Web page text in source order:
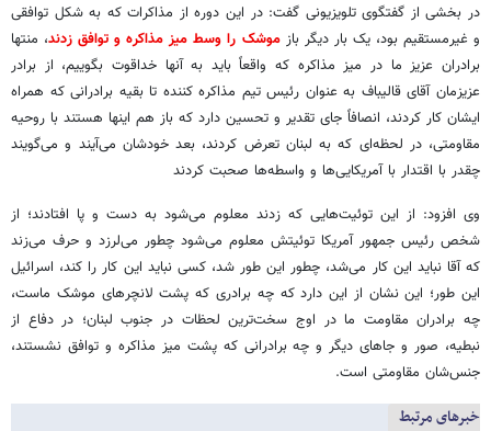
در بخشی از گفتگوی تلویزیونی گفت: در این دوره از مذاکرات که به شکل توافقی
و غیرمستقیم بود، یک بار دیگر باز موشک را وسط میز مذاکره و توافق زدند، منتها
برادران عزیز ما در میز مذاکره که واقعاً باید به آنها خداقوت بگوییم، از برادر
عزیزمان آقای قالیباف به عنوان رئیس تیم مذاکره کننده تا بقیه برادرانی که همراه
ایشان کار کردند، انصافاً جای تقدیر و تحسین دارد که باز هم اینها هستند با روحیه
مقاومتی، در لحظه‌ای که به لبنان تعرض کردند، بعد خودشان می‌آیند و می‌گویند
چقدر با اقتدار با آمریکایی‌ها و واسطه‌ها صحبت کردند
وی افزود: از این توئیت‌هایی که زدند معلوم می‌شود به دست و پا افتادند؛ از
شخص رئیس جمهور آمریکا توئیتش معلوم می‌شود چطور می‌لرزد و حرف می‌زند
که آقا نباید این کار می‌شد، چطور این طور شد، کسی نباید این کار را کند، اسرائیل
این طور؛ این نشان از این دارد که چه برادری که پشت لانچرهای موشک ماست،
چه برادران مقاومت ما در اوج سخت‌ترین لحظات در جنوب لبنان؛ در دفاع از
نبطیه، صور و جاهای دیگر و چه برادرانی که پشت میز مذاکره و توافق نشستند،
جنس‌شان مقاومتی است.
خبرهای مرتبط